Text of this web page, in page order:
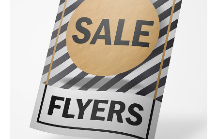
Afsprakenkaartjes
Ansichtkaarten
Briefpapier
Brochures
Cadeaubonnen
Certificaten/Diploma's
Doordruksets
Enveloppen
Etiketten